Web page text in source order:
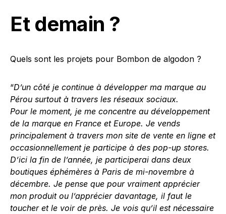
Et demain ?
Quels sont les projets pour Bombon de algodon ?
“D’un côté je continue à développer ma marque au
Pérou surtout à travers les réseaux sociaux.
Pour le moment, je me concentre au développement
de la marque en France et Europe. Je vends
principalement à travers mon site de vente en ligne et
occasionnellement je participe à des pop-up stores.
D’ici la fin de l’année, je participerai dans deux
boutiques éphémères à Paris de mi-novembre à
décembre. Je pense que pour vraiment apprécier
mon produit ou l’apprécier davantage, il faut le
toucher et le voir de près. Je vois qu’il est nécessaire